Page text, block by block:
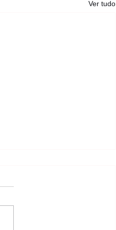
Ver tudo